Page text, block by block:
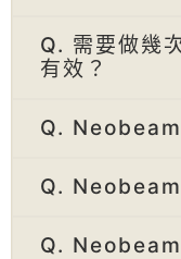
Q. 需要做幾
有效？
Q. Neobeam
Q. Neobeam
Q. Neobeam